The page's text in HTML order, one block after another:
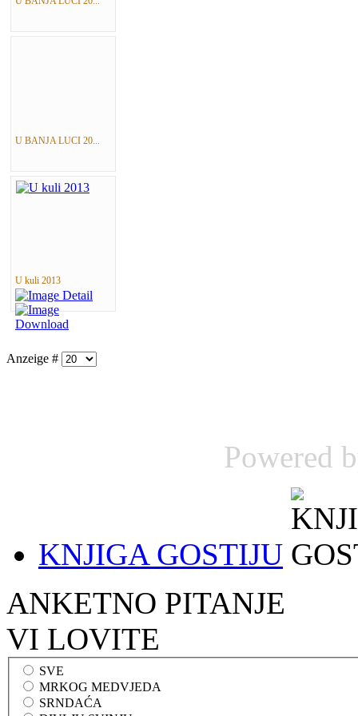
U BANJA LUCI 20...
U kuli 2013
Anzeige #
Powered
KNJIGA GOSTIJU
ANKETNO PITANJE
VI LOVITE
SVE
MRKOG MEDVJEDA
SRNDAĆA